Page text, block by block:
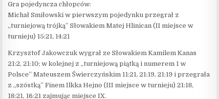
Gra pojedyncza chłopców:
Michał Smiłowski w pierwszym pojedynku przegrał z
„turniejową trójką” Słowakiem Matej Hlinican (II miejsce w
turnieju) 15:21, 14:21
Krzysztof Jakowczuk wygrał ze Słowakiem Kamilem Kanas
21:2, 21:10; w kolejnej z „turniejową piątką i numerem 1 w
Polsce” Mateuszem Świerczyńskim 11:21, 21:19, 21:19 i przegrała
z „szóstką” Finem Ilkka Hejno (III miejsce w turnieju) 21:18,
18:21, 16:21 zajmując miejsce IX.